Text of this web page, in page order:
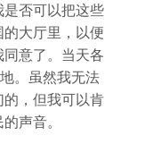
否可以把这些
大厅里，以便
意了。当天各
。虽然我无法
，但我可以肯
声音。